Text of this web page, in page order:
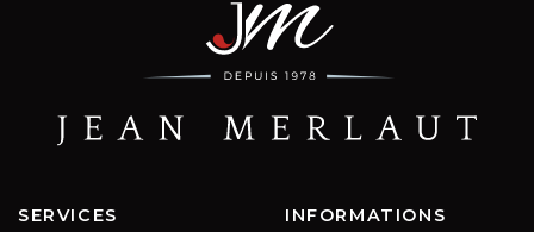
SERVICES INFORMATIONS